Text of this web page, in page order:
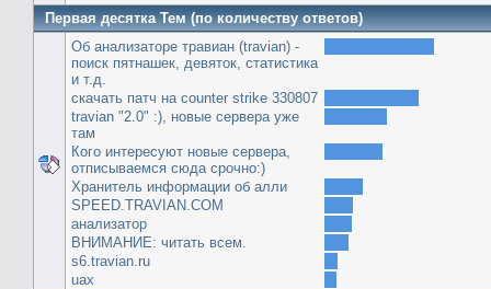
Первая десятка Тем (по количеству ответов)
Об анализаторе травиан (travian) -
поиск пятнашек, девяток, статистика
и т.д.
скачать патч на сounter strike 330807
travian "2.0" :), новые сервера уже
там
Кого интересуют новые сервера,
отписываемся сюда срочно:)
Хранитель информации об алли
SPEED.TRAVIAN.COM
анализатор
ВНИМАНИЕ: читать всем.
s6.travian.ru
uax